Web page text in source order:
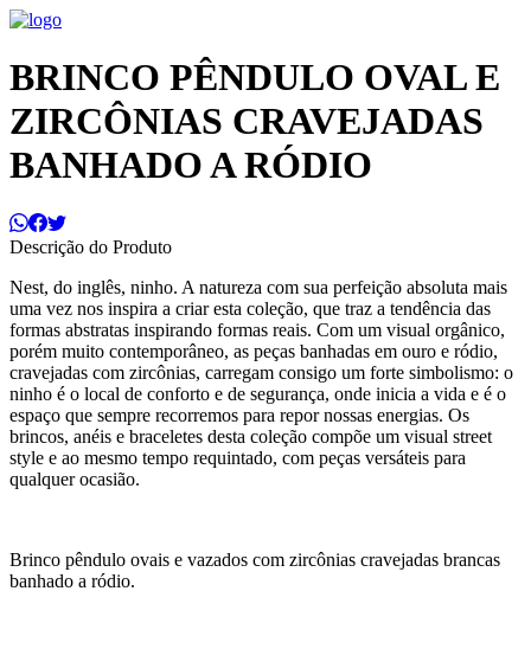
BRINCO PÊNDULO OVAL E
ZIRCÔNIAS CRAVEJADAS
BANHADO A RÓDIO
Descrição do Produto
Nest, do inglês, ninho. A natureza com sua perfeição absoluta mais
uma vez nos inspira a criar esta coleção, que traz a tendência das
formas abstratas inspirando formas reais. Com um visual orgânico,
porém muito contemporâneo, as peças banhadas em ouro e ródio,
cravejadas com zircônias, carregam consigo um forte simbolismo: o
ninho é o local de conforto e de segurança, onde inicia a vida e é o
espaço que sempre recorremos para repor nossas energias. Os
brincos, anéis e braceletes desta coleção compõe um visual street
style e ao mesmo tempo requintado, com peças versáteis para
qualquer ocasião.
Brinco pêndulo ovais e vazados com zircônias cravejadas brancas
banhado a ródio.